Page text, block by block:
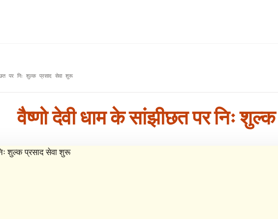
पर निः शुल्क प्रसाद सेवा शुरू
वैष्णो देवी धाम के सांझीछत पर निः